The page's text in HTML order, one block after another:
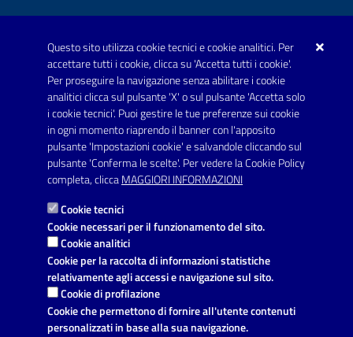
Questo sito utilizza cookie tecnici e cookie analitici. Per
accettare tutti i cookie, clicca su 'Accetta tutti i cookie'.
Per proseguire la navigazione senza abilitare i cookie
analitici clicca sul pulsante 'X' o sul pulsante 'Accetta solo
i cookie tecnici'. Puoi gestire le tue preferenze sui cookie
in ogni momento riaprendo il banner con l'apposito
pulsante 'Impostazioni cookie' e salvandole cliccando sul
pulsante 'Conferma le scelte'. Per vedere la Cookie Policy
completa, cliccaMAGGIORI INFORMAZIONI
Cookie tecnici
Cookie necessari per il funzionamento del sito.
Cookie analitici
Cookie per la raccolta di informazioni statistiche
relativamente agli accessi e navigazione sul sito.
Cookie di profilazione
Cookie che permettono di fornire all'utente contenuti
personalizzati in base alla sua navigazione.
Telefono: 0999707766
Fax: 0999704336
Posta Elettronica Certificata:
prot.comune.avetrana@pec.rupar.puglia.it
Link utili
Informativa privacy
Dichiarazione di accessibilità
Note legali
Leggi le FAQ
Richiesta di assistenza